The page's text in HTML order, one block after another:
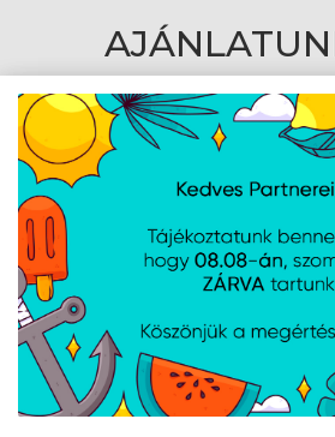
ASUS 23,8" VY249HF-W
FHD 100Hz IPS fehér
monitor